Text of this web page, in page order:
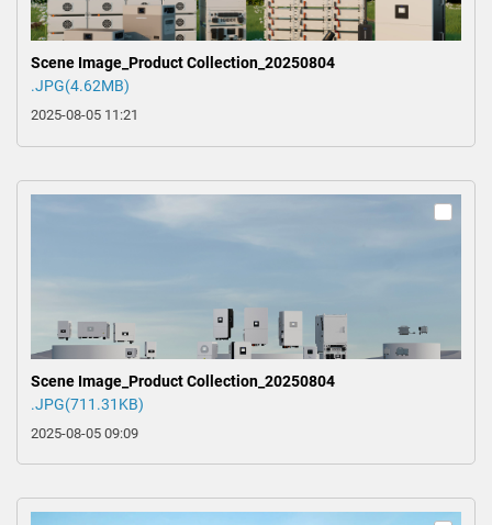
Scene Image_Product Collection_20250804
.JPG(4.62MB)
2025-08-05 11:21
Scene Image_Product Collection_20250804
.JPG(711.31KB)
2025-08-05 09:09